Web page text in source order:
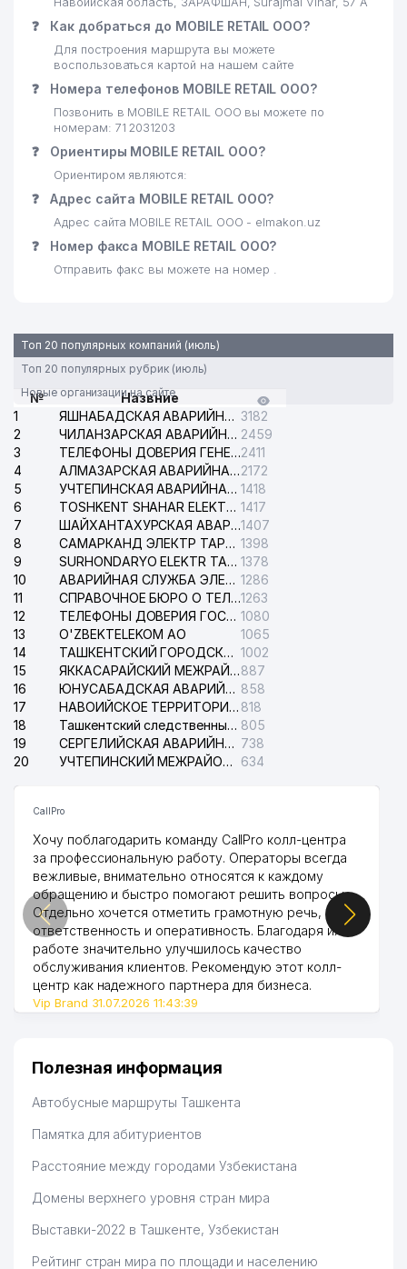
❓ Как добраться до MOBILE RETAIL ООО?
Для построения маршрута вы можете
воспользоваться картой на нашем сайте
❓ Номера телефонов MOBILE RETAIL ООО?
Позвонить в MOBILE RETAIL ООО вы можете по
номерам: 71 2031203
❓ Ориентиры MOBILE RETAIL ООО?
Ориентиром являются:
❓ Адрес сайта MOBILE RETAIL ООО?
Адрес сайта MOBILE RETAIL ООО - elmakon.uz
❓ Номер факса MOBILE RETAIL ООО?
Отправить факс вы можете на номер .
Топ 20 популярных компаний (июль)
Топ 20 популярных рубрик (июль)
Новые организации на сайте
№
Назвние
1
ЯШНАБАДСКАЯ АВАРИЙНАЯ СЛУЖБА ЭЛЕКТРОСЕТИ 3182
2
ЧИЛАНЗАРСКАЯ АВАРИЙНАЯ СЛУЖБА ЭЛЕКТРОСЕТИ 2459
3
ТЕЛЕФОНЫ ДОВЕРИЯ ГЕНЕРАЛЬНОЙ ПРОКУРАТУРЫ РЕСПУБЛИКИ УЗБЕКИСТАН2411
4
АЛМАЗАРСКАЯ АВАРИЙНАЯ СЛУЖБА ЭЛЕКТРОСЕТИ2172
5
УЧТЕПИНСКАЯ АВАРИЙНАЯ СЛУЖБА ЭЛЕКТРОСЕТИ 1418
6
TOSHKENT SHAHAR ELEKTR TARMOQLARI KORXONASI АО 1417
7
ШАЙХАНТАХУРСКАЯ АВАРИЙНАЯ СЛУЖБА ЭЛЕКТРОСЕТИ1407
8
САМАРКАНД ЭЛЕКТР ТАРМОКЛАРИ АО 1398
9
SURHONDARYO ELEKTR TARMOKLARI АО 1378
10
АВАРИЙНАЯ СЛУЖБА ЭЛЕКТРОСЕТИ ТАШКЕНТСКОГО РАЙОНА 1286
11
СПРАВОЧНОЕ БЮРО О ТЕЛЕФОНАХ ОРГАНИЗАЦИЙ г. ТАШКЕНТА1263
12
ТЕЛЕФОНЫ ДОВЕРИЯ ГОСУДАРСТВЕННОГО ЦЕНТРА ТЕСТИРОВАНИЯ 1080
13
O'ZBEKTELEKOM АО
1065
14
ТАШКЕНТСКИЙ ГОРОДСКОЙ СУД ПО ГРАЖДАНСКИМ ДЕЛАМ 1002
15
ЯККАСАРАЙСКИЙ МЕЖРАЙОННЫЙ СУД ПО ГРАЖДАНСКИМ ДЕЛАМ887
16
ЮНУСАБАДСКАЯ АВАРИЙНАЯ СЛУЖБА ЭЛЕКТРОСЕТИ 858
17
НАВОИЙСКОЕ ТЕРРИТОРИАЛЬНОЕ ПРЕДПРИЯТИЕ ЭЛЕКТРОСЕТИ АО 818
18
Ташкентский следственный изолятор 805
19
СЕРГЕЛИЙСКАЯ АВАРИЙНАЯ СЛУЖБА ЭЛЕКТРОСЕТИ 738
20
УЧТЕПИНСКИЙ МЕЖРАЙОННЫЙ СУД ПО ГРАЖДАНСКИМ ДЕЛАМ 634
CallPro
Хочу поблагодарить команду CallPro колл-центра
за профессиональную работу. Операторы всегда
вежливые, внимательно относятся к каждому
обращению и быстро помогают решить вопросы.
Отдельно хочется отметить грамотную речь,
ответственность и оперативность. Благодаря их
работе значительно улучшилось качество
обслуживания клиентов. Рекомендую этот колл-
центр как надежного партнера для бизнеса.
Vip Brand 31.07.2026 11:43:39
Полезная информация
Автобусные маршруты Ташкента
Памятка для абитуриентов
Расстояние между городами Узбекистана
Домены верхнего уровня стран мира
Выставки-2022 в Ташкенте, Узбекистан
Рейтинг стран мира по площади и населению